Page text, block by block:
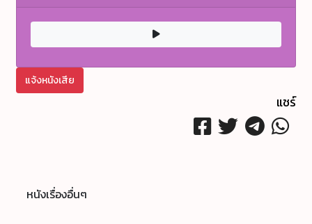
แจ้งหนังเสีย
แชร์
หนังเรื่องอื่นๆ